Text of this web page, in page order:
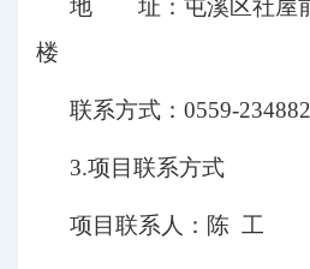
地 址： 屯溪区社屋
楼
联系方式： 0559-
3.项目联系方式
项目联系人： 陈 工